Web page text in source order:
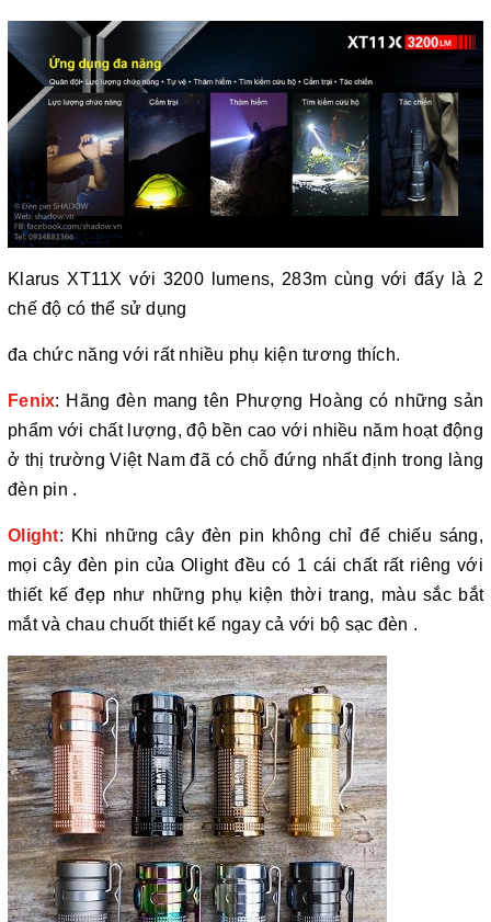
Klarus XT11X với 3200 lumens, 283m cùng với đấy là 2
chế độ có thể sử dụng
đa chức năng với rất nhiều phụ kiện tương thích.
Fenix: Hãng đèn mang tên Phượng Hoàng có những sản
phẩm với chất lượng, độ bền cao với nhiều năm hoạt động
ở thị trường Việt Nam đã có chỗ đứng nhất định trong làng
đèn pin .
Olight: Khi những cây đèn pin không chỉ để chiếu sáng,
mọi cây đèn pin của Olight đều có 1 cái chất rất riêng với
thiết kế đẹp như những phụ kiện thời trang, màu sắc bắt
mắt và chau chuốt thiết kế ngay cả với bộ sạc đèn .